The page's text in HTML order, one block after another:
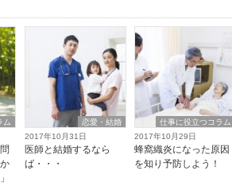
ム
恋愛・結婚
2017年10月31日
医師と結婚するなら
ば・・・
仕事に役立つコラム
2017年10月29日
蜂窩織炎になった原因
を知り予防しよう！